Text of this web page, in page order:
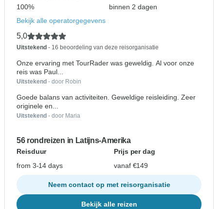
100%
binnen 2 dagen
Bekijk alle operatorgegevens
5,0
Uitstekend - 16 beoordeling van deze reisorganisatie
Onze ervaring met TourRader was geweldig. Al voor onze
reis was Paul...
Uitstekend - door Robin
Goede balans van activiteiten. Geweldige reisleiding. Zeer
originele en...
Uitstekend - door Maria
56 rondreizen in Latijns-Amerika
Reisduur
Prijs per dag
from 3-14 days
vanaf €149
Neem contact op met reisorganisatie
Bekijk alle reizen